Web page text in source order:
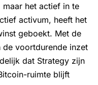
maar het actief in te
activum, heeft het
geboekt. Met de
de voortdurende inzet
dat Strategy zijn
ruimte blijft